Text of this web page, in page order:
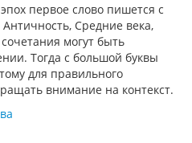
первое слово пишется с
Средние века,
могут быть
Тогда с большой буквы
для правильного
внимание на контекст.